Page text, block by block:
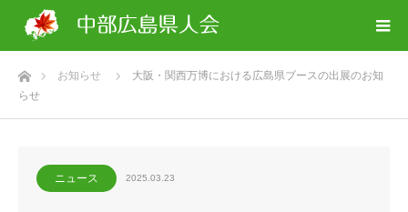
ホームお知らせ
大阪・関西万博における広島県ブースの出展のお知
らせ
ニュース 2025.03.23